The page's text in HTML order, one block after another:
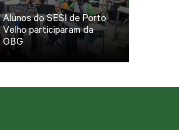
Alunos do SESI de Porto
Velho participaram da
OBG